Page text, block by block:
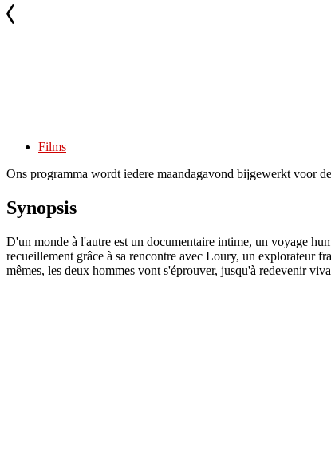
Films
Ons programma wordt iedere maandagavond bijgewerkt voor
Synopsis
D'un monde à l'autre est un documentaire intime, un voyage
recueillement grâce à sa rencontre avec Loury, un explorateur
mêmes, les deux hommes vont s'éprouver, jusqu'à redevenir